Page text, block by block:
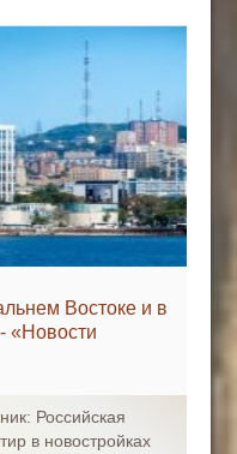
Востоке и в
«Новости
Российская
в новостройках